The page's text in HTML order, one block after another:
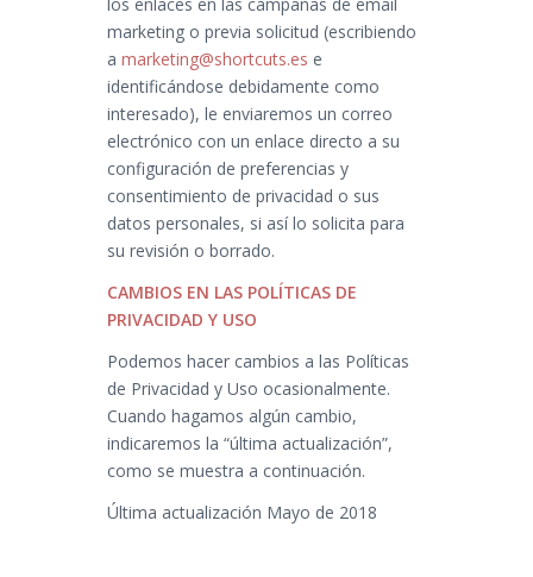
marketing o previa solicitud (escribiendo
a marketing@shortcuts.es e
identificándose debidamente como
interesado), le enviaremos un correo
electrónico con un enlace directo a su
configuración de preferencias y
consentimiento de privacidad o sus
datos personales, si así lo solicita para
su revisión o borrado.
CAMBIOS EN LAS POLÍTICAS DE
PRIVACIDAD Y USO
Podemos hacer cambios a las Políticas
de Privacidad y Uso ocasionalmente.
Cuando hagamos algún cambio,
indicaremos la “última actualización”,
como se muestra a continuación.
Última actualización Mayo de 2018